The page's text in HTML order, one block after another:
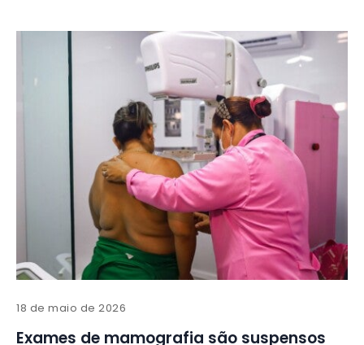
18 de maio de 2026
Exames de mamografia são suspensos